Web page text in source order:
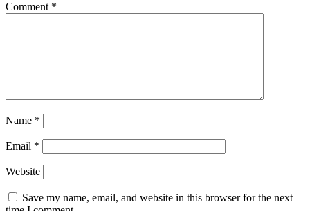
Comment *
Name *
Email *
Website
Save my name, email, and website in this browser for the next